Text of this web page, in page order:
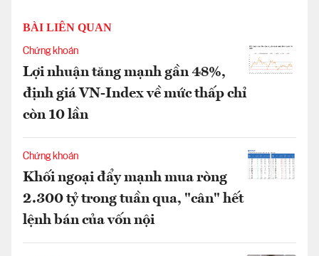
BÀI LIÊN QUAN
Chứng khoán
Lợi nhuận tăng mạnh gần 48%,
định giá VN-Index về mức thấp chỉ
còn 10 lần
Chứng khoán
Khối ngoại đẩy mạnh mua ròng
2.300 tỷ trong tuần qua, "cân" hết
lệnh bán của vốn nội